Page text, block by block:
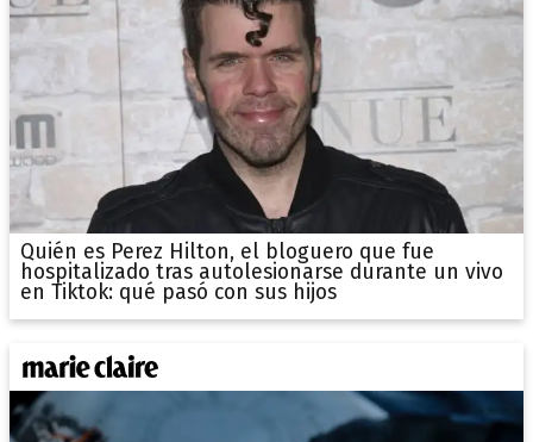
Quién es Perez Hilton, el bloguero que fue
hospitalizado tras autolesionarse durante un vivo
en Tiktok: qué pasó con sus hijos